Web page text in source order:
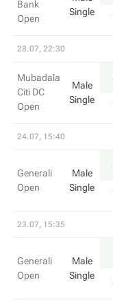
Bank
Open
Single
28.07, 22:30
Mubadala
Citi DC
Open
Male
Single
24.07, 15:40
Generali
Open
Male
Single
23.07, 15:35
Generali
Open
Male
Single